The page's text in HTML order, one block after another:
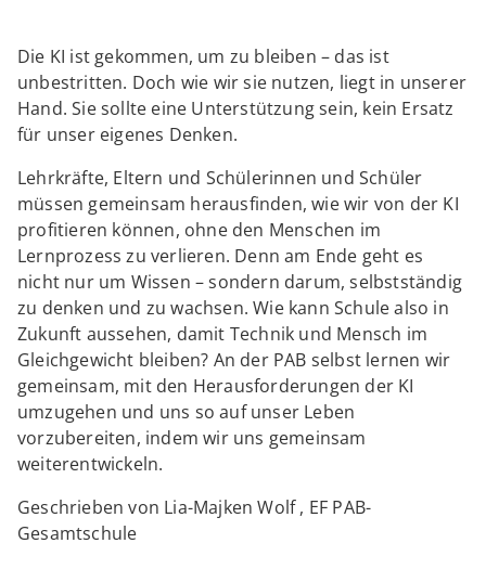
Die KI ist gekommen, um zu bleiben – das ist
unbestritten. Doch wie wir sie nutzen, liegt in unserer
Hand. Sie sollte eine Unterstützung sein, kein Ersatz
für unser eigenes Denken.
Lehrkräfte, Eltern und Schülerinnen und Schüler
müssen gemeinsam herausfinden, wie wir von der KI
profitieren können, ohne den Menschen im
Lernprozess zu verlieren. Denn am Ende geht es
nicht nur um Wissen – sondern darum, selbstständig
zu denken und zu wachsen. Wie kann Schule also in
Zukunft aussehen, damit Technik und Mensch im
Gleichgewicht bleiben? An der PAB selbst lernen wir
gemeinsam, mit den Herausforderungen der KI
umzugehen und uns so auf unser Leben
vorzubereiten, indem wir uns gemeinsam
weiterentwickeln.
Geschrieben von Lia-Majken Wolf , EF PAB-
Gesamtschule